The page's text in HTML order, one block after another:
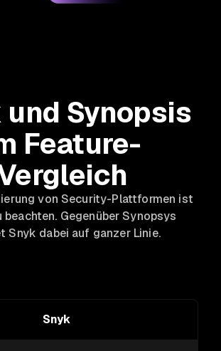
und Synopsis
Feature-
von Security-Plattformen ist
beachten. Gegenüber Synopsys
Snyk dabei auf ganzer Linie.
Snyk